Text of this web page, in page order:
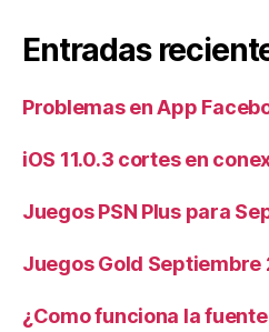
Entradas
Problemas en App
iOS 11.0.3 cortes en
Juegos PSN Plus para
Juegos Gold Septiembre
¿Como funciona la